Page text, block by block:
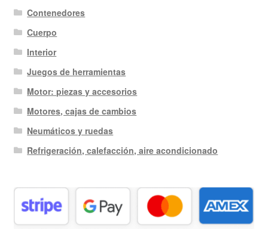
Contenedores
Cuerpo
Interior
Juegos de herramientas
Motor: piezas y accesorios
Motores, cajas de cambios
Neumáticos y ruedas
Refrigeración, calefacción, aire acondicionado